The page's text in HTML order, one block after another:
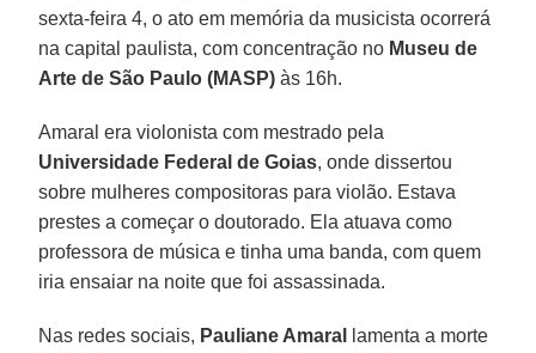
sexta-feira 4, o ato em memória da musicista ocorrerá
na capital paulista, com concentração no Museu de
Arte de São Paulo (MASP) às 16h.
Amaral era violonista com mestrado pela
Universidade Federal de Goias, onde dissertou
sobre mulheres compositoras para violão. Estava
prestes a começar o doutorado. Ela atuava como
professora de música e tinha uma banda, com quem
iria ensaiar na noite que foi assassinada.
Nas redes sociais, Pauliane Amaral
lamenta a morte